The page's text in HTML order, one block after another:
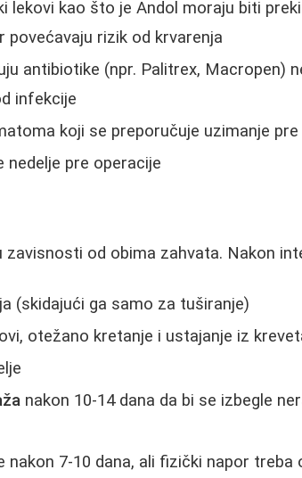
lekovi kao što je Andol moraju biti
povećavaju rizik od krvarenja
antibiotike (npr. Palitrex, Macropen)
infekcije
koji se preporučuje uzimanje
nedelje pre operacije
od obima zahvata. Nakon
(skidajući ga samo za tuširanje)
otežano kretanje i ustajanje iz
nakon 10-14 dana da bi se izbegle
nakon 7-10 dana, ali fizički napor treba